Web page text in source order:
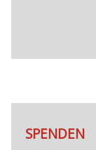
SPENDEN